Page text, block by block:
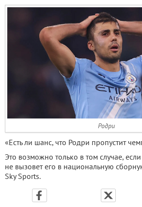
Родри
«Есть ли шанс, что Родри пропустит
Это возможно только в том случае,
не вызовет его в национальную
Sky Sports.